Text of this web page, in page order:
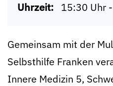
Uhrzeit: 15:30 Uhr
Gemeinsam mit der
Selbsthilfe Franken
Innere Medizin 5,